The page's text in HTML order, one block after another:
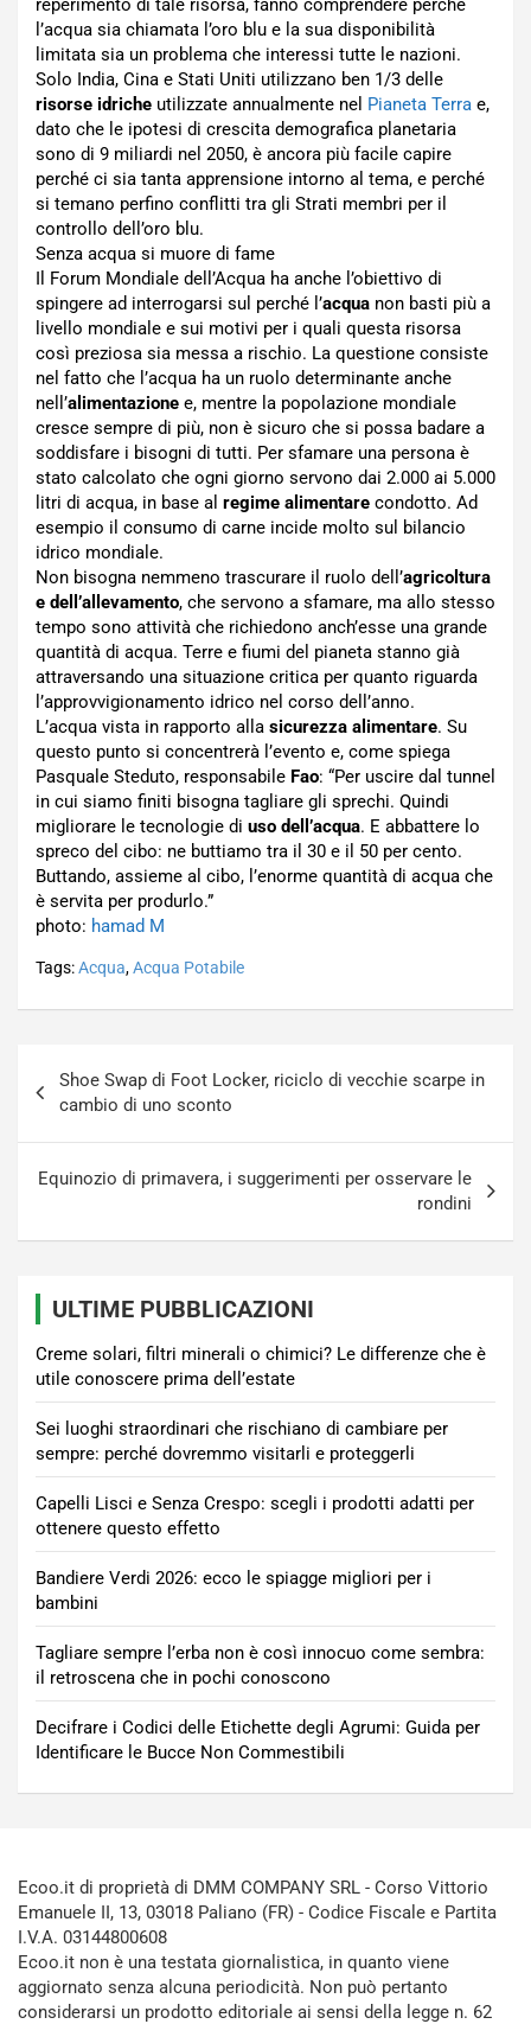
reperimento di tale risorsa, fanno comprendere perché
l’acqua sia chiamata l’oro blu e la sua disponibilità
limitata sia un problema che interessi tutte le nazioni.
Solo India, Cina e Stati Uniti utilizzano ben 1/3 delle
risorse idriche utilizzate annualmente nel Pianeta Terra e,
dato che le ipotesi di crescita demografica planetaria
sono di 9 miliardi nel 2050, è ancora più facile capire
perché ci sia tanta apprensione intorno al tema, e perché
si temano perfino conflitti tra gli Strati membri per il
controllo dell’oro blu.
Senza acqua si muore di fame
Il Forum Mondiale dell’Acqua ha anche l’obiettivo di
spingere ad interrogarsi sul perché l’acqua non basti più a
livello mondiale e sui motivi per i quali questa risorsa
così preziosa sia messa a rischio. La questione consiste
nel fatto che l’acqua ha un ruolo determinante anche
nell’alimentazione e, mentre la popolazione mondiale
cresce sempre di più, non è sicuro che si possa badare a
soddisfare i bisogni di tutti. Per sfamare una persona è
stato calcolato che ogni giorno servono dai 2.000 ai 5.000
litri di acqua, in base al regime alimentare condotto. Ad
esempio il consumo di carne incide molto sul bilancio
idrico mondiale.
Non bisogna nemmeno trascurare il ruolo dell’agricoltura
e dell’allevamento, che servono a sfamare, ma allo stesso
tempo sono attività che richiedono anch’esse una grande
quantità di acqua. Terre e fiumi del pianeta stanno già
attraversando una situazione critica per quanto riguarda
l’approvvigionamento idrico nel corso dell’anno.
L’acqua vista in rapporto alla sicurezza alimentare. Su
questo punto si concentrerà l’evento e, come spiega
Pasquale Steduto, responsabile Fao: “Per uscire dal tunnel
in cui siamo finiti bisogna tagliare gli sprechi. Quindi
migliorare le tecnologie di uso dell’acqua. E abbattere lo
spreco del cibo: ne buttiamo tra il 30 e il 50 per cento.
Buttando, assieme al cibo, l’enorme quantità di acqua che
è servita per produrlo.”
photo: hamad M
Tags:Acqua,Acqua Potabile
articoli
Shoe Swap di Foot Locker, riciclo di vecchie scarpe in
cambio di uno sconto
Equinozio di primavera, i suggerimenti per osservare le
rondini
ULTIME PUBBLICAZIONI
Creme solari, filtri minerali o chimici? Le differenze che è
utile conoscere prima dell’estate
Sei luoghi straordinari che rischiano di cambiare per
sempre: perché dovremmo visitarli e proteggerli
Capelli Lisci e Senza Crespo: scegli i prodotti adatti per
ottenere questo effetto
Bandiere Verdi 2026: ecco le spiagge migliori per i
bambini
Tagliare sempre l’erba non è così innocuo come sembra:
il retroscena che in pochi conoscono
Decifrare i Codici delle Etichette degli Agrumi: Guida per
Identificare le Bucce Non Commestibili
Ecoo.it di proprietà di DMM COMPANY SRL - Corso Vittorio
Emanuele II, 13, 03018 Paliano (FR) - Codice Fiscale e Partita
I.V.A. 03144800608
Ecoo.it non è una testata giornalistica, in quanto viene
aggiornato senza alcuna periodicità. Non può pertanto
considerarsi un prodotto editoriale ai sensi della legge n. 62